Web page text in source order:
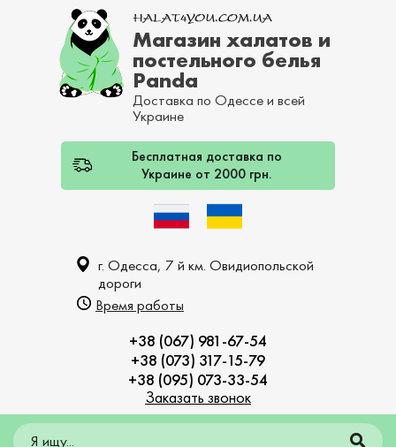
Магазин халатов и
постельного белья
Panda
Доставка по Одессе и всей
Украине
Бесплатная доставка по
Украине от 2000 грн.
г. Одесса, 7 й км. Овидиопольской
дороги
Время работы
+38 (067) 981-67-54
+38 (073) 317-15-79
+38 (095) 073-33-54
Заказать звонок